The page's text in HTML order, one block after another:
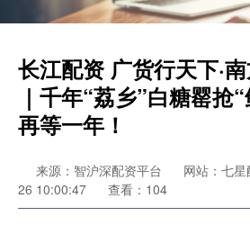
长江配资 广货行天下·
｜千年“荔乡”白糖罂抢
再等一年！
来源：智沪深配资平台 网站：七星
26 10:00:47
查看：104